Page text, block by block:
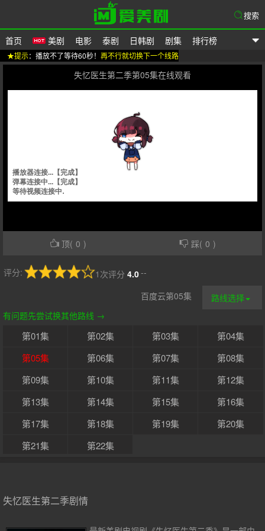
爱美剧
首页 美剧 电影 泰剧 日韩剧 剧集 排行榜
搜索
★提示：播放不了等待60秒！ 再不行就切换下一个线路
失忆医生第二季第05集在线观看
顶( 0 ) 踩( 0 )
评分: 4.0
1次评分 --
路线选择
百度云第05集
有问题先尝试换其他路线 →
第01集 第02集 第03集
第04集
第05集
第06集 第07集
第08集
第09集
第10集 第11集
第12集
第13集
第14集 第15集
第16集
第17集
第18集 第19集
第20集
第21集
第22集
失忆医生第二季剧情